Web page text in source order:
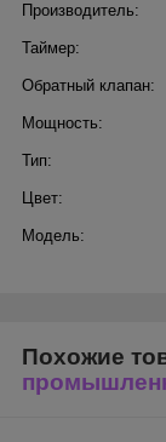
Производитель:
Таймер:
Обратный клапан:
Мощность:
Тип:
Цвет:
Модель:
Похожие